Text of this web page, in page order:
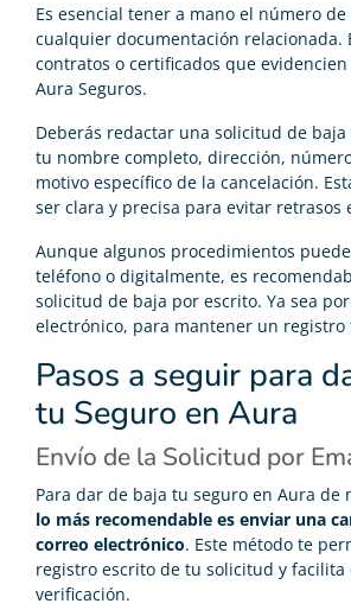
Es esencial tener a mano el número
cualquier documentación relacionada.
contratos o certificados que
Aura Seguros.
Deberás redactar una solicitud de
tu nombre completo, dirección,
motivo específico de la cancelación.
ser clara y precisa para evitar retrasos
Aunque algunos procedimientos
teléfono o digitalmente, es
solicitud de baja por escrito. Ya sea
electrónico, para mantener un registro
Pasos a seguir para
tu Seguro en Aura
Envío de la Solicitud por
Para dar de baja tu seguro en Aura de
lo más recomendable es enviar una
correo electrónico. Este método te
registro escrito de tu solicitud y facilita
verificación.